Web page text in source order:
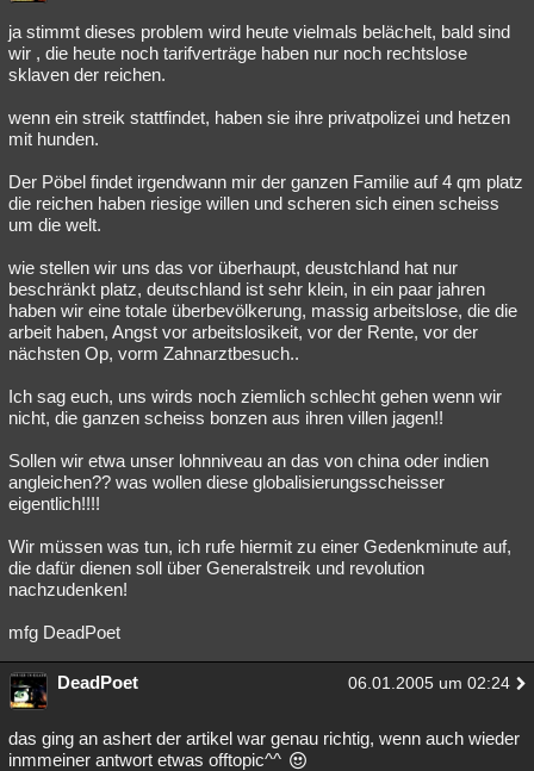
ja stimmt dieses problem wird heute vielmals belächelt, bald sind
wir , die heute noch tarifverträge haben nur noch rechtslose
sklaven der reichen.
wenn ein streik stattfindet, haben sie ihre privatpolizei und hetzen
mit hunden.
Der Pöbel findet irgendwann mir der ganzen Familie auf 4 qm platz
die reichen haben riesige willen und scheren sich einen scheiss
um die welt.
wie stellen wir uns das vor überhaupt, deustchland hat nur
beschränkt platz, deutschland ist sehr klein, in ein paar jahren
haben wir eine totale überbevölkerung, massig arbeitslose, die die
arbeit haben, Angst vor arbeitslosikeit, vor der Rente, vor der
nächsten Op, vorm Zahnarztbesuch..
Ich sag euch, uns wirds noch ziemlich schlecht gehen wenn wir
nicht, die ganzen scheiss bonzen aus ihren villen jagen!!
Sollen wir etwa unser lohnniveau an das von china oder indien
angleichen?? was wollen diese globalisierungsscheisser
eigentlich!!!!
Wir müssen was tun, ich rufe hiermit zu einer Gedenkminute auf,
die dafür dienen soll über Generalstreik und revolution
nachzudenken!
mfg DeadPoet
DeadPoet 06.01.2005 um 02:24
das ging an ashert der artikel war genau richtig, wenn auch wieder
inmmeiner antwort etwas offtopic^^